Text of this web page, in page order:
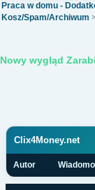
Praca w domu -
Kosz/Spam/Archiwum
Nowy wygląd
Clix4Money.net
Autor